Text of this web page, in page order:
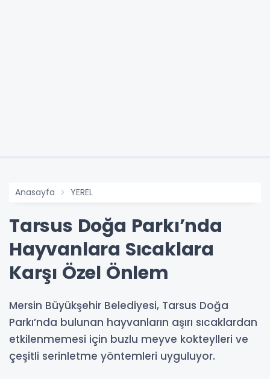
Anasayfa YEREL
Tarsus Doğa Parkı’nda
Hayvanlara Sıcaklara
Karşı Özel Önlem
Mersin Büyükşehir Belediyesi, Tarsus Doğa
Parkı’nda bulunan hayvanların aşırı sıcaklardan
etkilenmemesi için buzlu meyve kokteylleri ve
çeşitli serinletme yöntemleri uyguluyor.